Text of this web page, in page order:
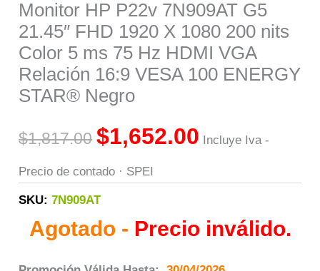
Monitor HP P22v 7N909AT G5
21.45″ FHD 1920 X 1080 200 nits
Color 5 ms 75 Hz HDMI VGA
Relación 16:9 VESA 100 ENERGY
STAR® Negro
$1,817.00 $1,652.00 Incluye Iva -
Precio de contado · SPEI
SKU:7N909AT
Agotado - Precio inválido.